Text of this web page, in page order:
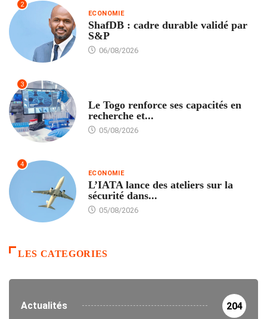
2
ECONOMIE
ShafDB : cadre durable validé par
S&P
06/08/2026
3
Le Togo renforce ses capacités en
recherche et...
05/08/2026
4
ECONOMIE
L’IATA lance des ateliers sur la
sécurité dans...
05/08/2026
LES CATEGORIES
Actualités 204